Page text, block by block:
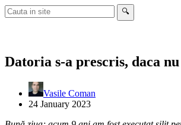
Cauta
in
🔍
Datoria s-a prescris, daca
Vasile Coman
24 January 2023